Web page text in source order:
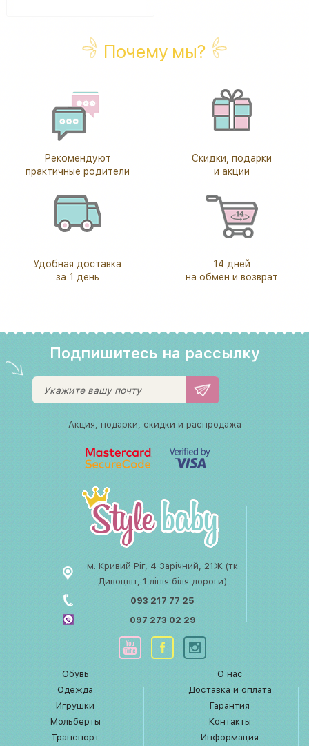
Почему мы?
Рекомендуют
практичные родители
Скидки, подарки
и акции
Удобная доставка
за 1 день
14 дней
на обмен и возврат
Подпишитесь на рассылку
Акция, подарки, скидки и распродажа
м. Кривий Ріг, 4 Зарічний, 21Ж (тк
Дивоцвіт, 1 лінія біля дороги)
093 217 77 25
097 273 02 29
Обувь
Одежда
Игрушки
Мольберты
Транспорт
О нас
Доставка и оплата
Гарантия
Контакты
Информация